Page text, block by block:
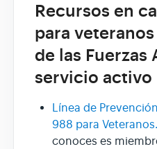
Recursos en
para
de las Fuerzas
servicio activo
Línea de
988 para Veteranos.
conoces es